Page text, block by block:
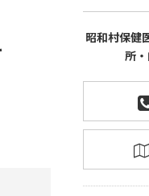
昭和村保健
所